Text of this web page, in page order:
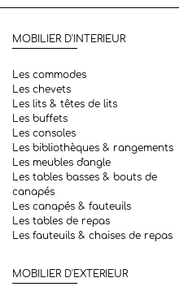
MOBILIER D'INTERIEUR
Les commodes
Les chevets
Les lits & têtes de lits
Les buffets
Les consoles
Les bibliothèques & rangements
Les meubles d'angle
Les tables basses & bouts de
canapés
Les canapés & fauteuils
Les tables de repas
Les fauteuils & chaises de repas
MOBILIER D'EXTERIEUR